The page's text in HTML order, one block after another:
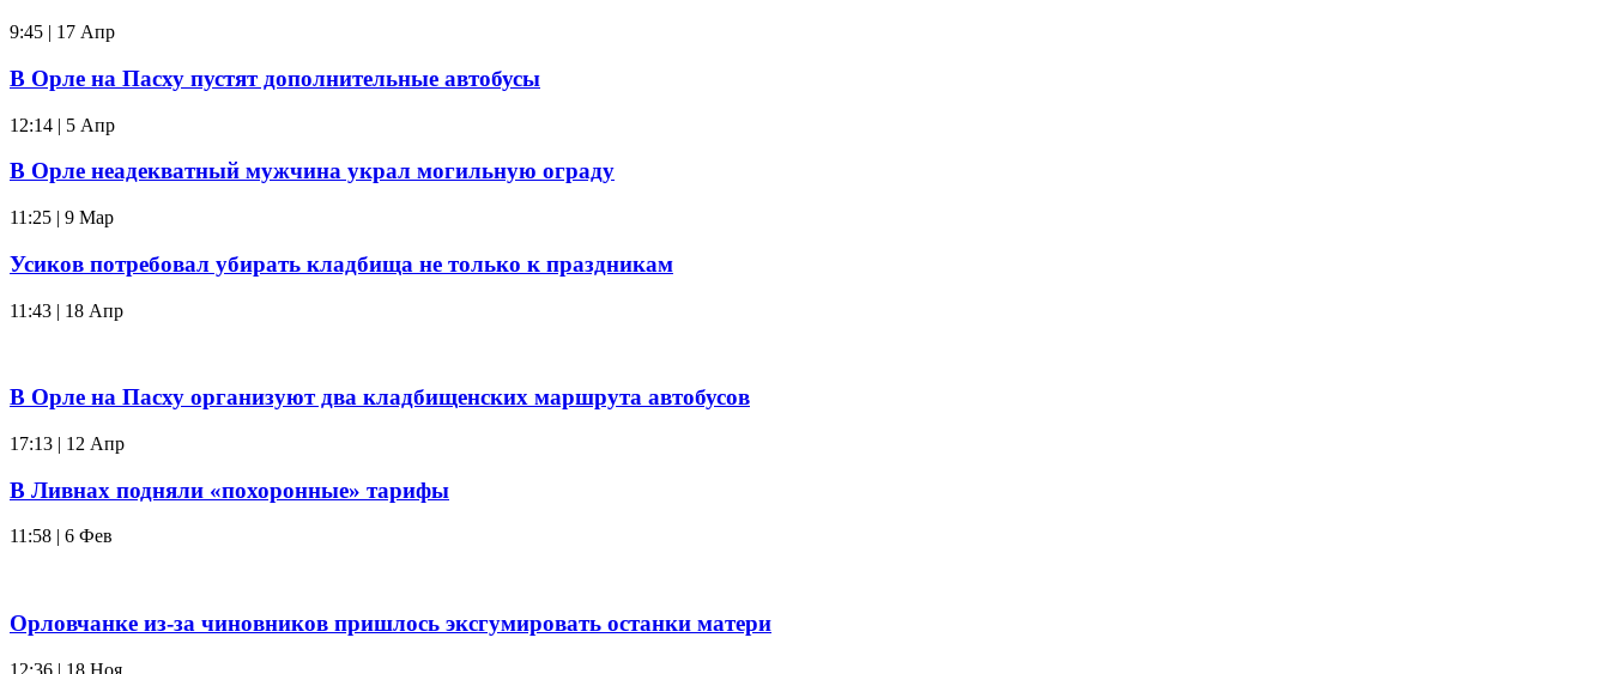
9:45 | 17 Апр
В Орле на Пасху пустят дополнительные автобусы
12:14 | 5 Апр
В Орле неадекватный мужчина украл могильную ограду
11:25 | 9 Мар
Усиков потребовал убирать кладбища не только к праздникам
11:43 | 18 Апр
В Орле на Пасху организуют два кладбищенских маршрута автобусов
17:13 | 12 Апр
В Ливнах подняли «похоронные» тарифы
11:58 | 6 Фев
Орловчанке из-за чиновников пришлось эксгумировать останки матери
12:36 | 18 Ноя